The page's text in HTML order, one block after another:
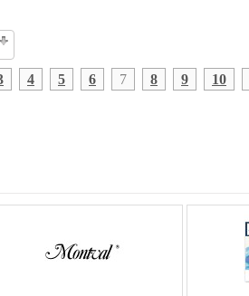
4 5 6 7 8 9 10